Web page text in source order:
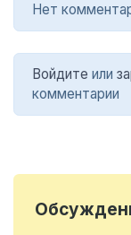
Нет
Войдите или
комментарии